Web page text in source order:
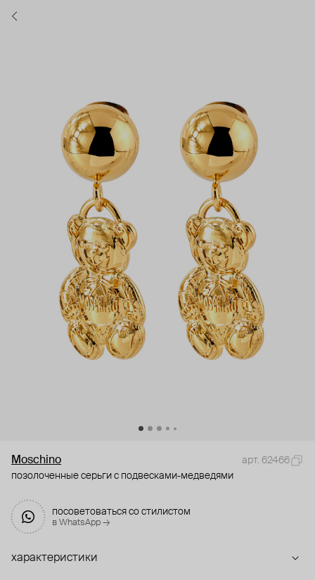
Moschino
арт. 62466
позолоченные серьги с подвесками-медведями
посоветоваться со стилистом
в WhatsApp →
характеристики